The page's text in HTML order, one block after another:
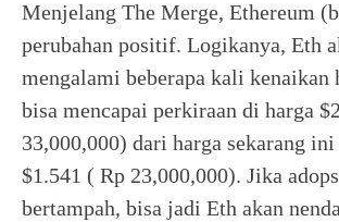
Menjelang The Merge, Ethereum
perubahan positif. Logikanya, Eth
mengalami beberapa kali kenaikan
bisa mencapai perkiraan di harga
33,000,000) dari harga sekarang
$1.541 ( Rp 23,000,000). Jika
bertampah, bisa jadi Eth akan